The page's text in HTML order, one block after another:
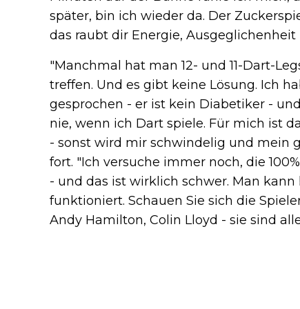
später, bin ich wieder da. Der
das raubt dir Energie,
"Manchmal hat man 12- und 11-Dart-
treffen. Und es gibt keine Lösung. Ich
gesprochen - er ist kein Diabetiker -
nie, wenn ich Dart spiele. Für mich ist
- sonst wird mir schwindelig und mein
fort. "Ich versuche immer noch, die
- und das ist wirklich schwer. Man
funktioniert. Schauen Sie sich die
Andy Hamilton, Colin Lloyd - sie sind